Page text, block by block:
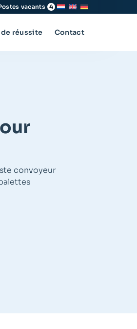
vacants 4
réussite Contact
convoyeur